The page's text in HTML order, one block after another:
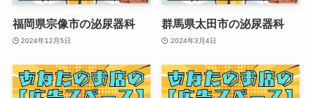
福岡県宗像市の泌尿器科
2024年12月5日
群馬県太田市の泌尿器科
2024年3月4日